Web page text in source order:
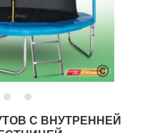
С ВНУТРЕННЕЙ